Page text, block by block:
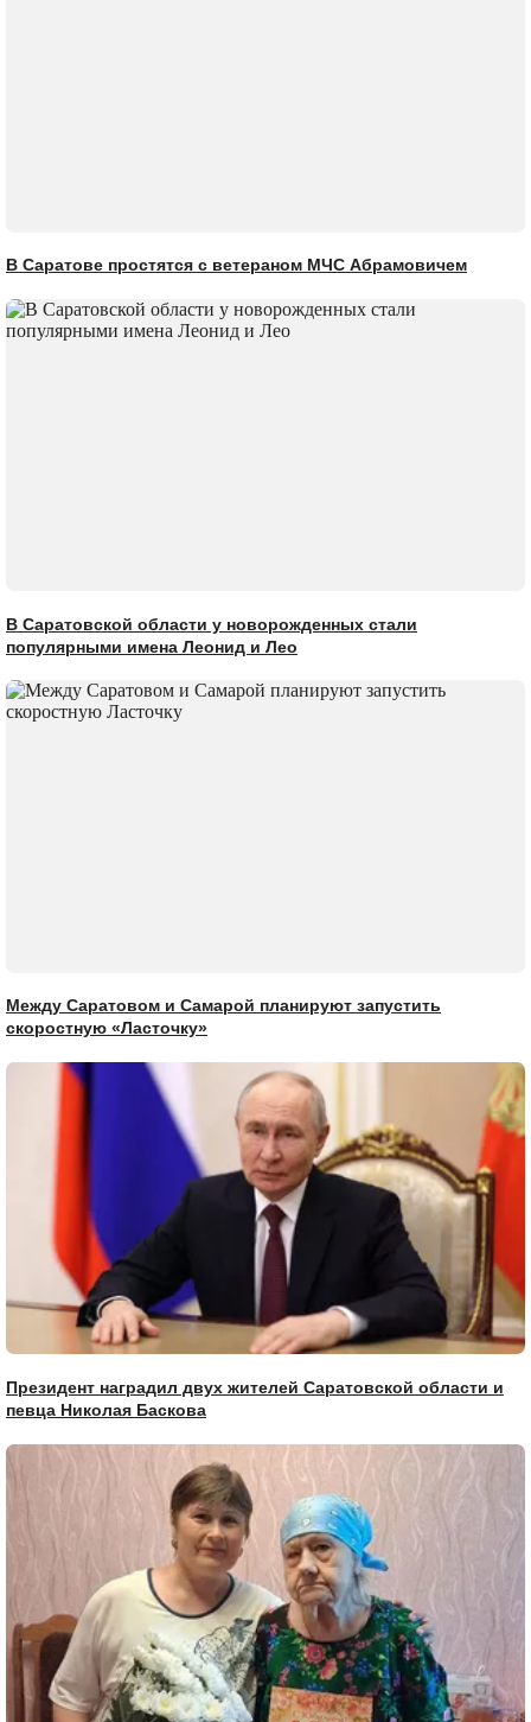
В Саратове простятся с ветераном МЧС Абрамовичем
В Саратовской области у новорожденных стали
популярными имена Леонид и Лео
Между Саратовом и Самарой планируют запустить
скоростную «Ласточку»
Президент наградил двух жителей Саратовской области и
певца Николая Баскова